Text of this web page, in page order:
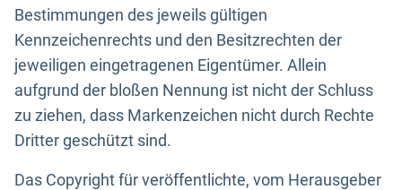
Bestimmungen des jeweils gültigen
Kennzeichenrechts und den Besitzrechten der
jeweiligen eingetragenen Eigentümer. Allein
aufgrund der bloßen Nennung ist nicht der Schluss
zu ziehen, dass Markenzeichen nicht durch Rechte
Dritter geschützt sind.
Das Copyright für veröffentlichte, vom Herausgeber